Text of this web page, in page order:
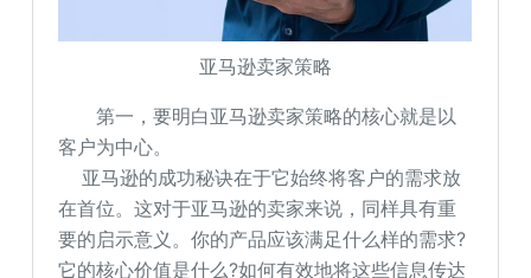
亚马逊卖家策略
第一，要明白亚马逊卖家策略的核心就是以
客户为中心。
亚马逊的成功秘诀在于它始终将客户的需求放
在首位。这对于亚马逊的卖家来说，同样具有重
要的启示意义。你的产品应该满足什么样的需求?
它的核心价值是什么?如何有效地将这些信息传达